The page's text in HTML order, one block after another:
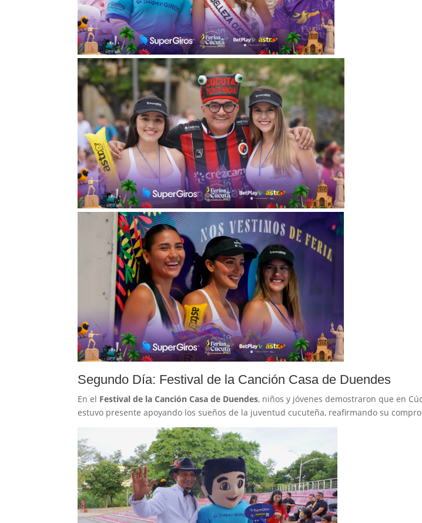
Segundo Día: Festival de la Canción Casa de Duendes
En el Festival de la Canción Casa de Duendes, niños y jóvenes demostraron que en
estuvo presente apoyando los sueños de la juventud cucuteña, reafirmando su